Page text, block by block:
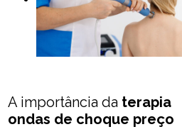
A importância da terapia
ondas de choque preço